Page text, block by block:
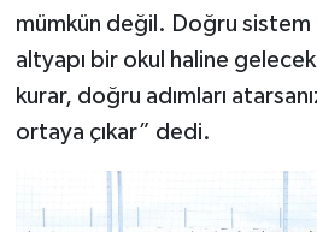
mümkün değil. Doğru sistem
altyapı bir okul haline
kurar, doğru adımları
ortaya çıkar” dedi.